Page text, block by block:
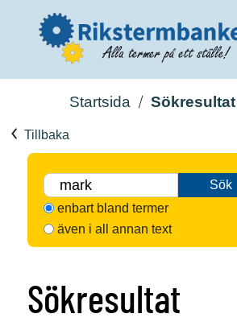
Startsida Sökresultat
Tillbaka
Sök
enbart bland termer
även i all annan text
Sökresultat